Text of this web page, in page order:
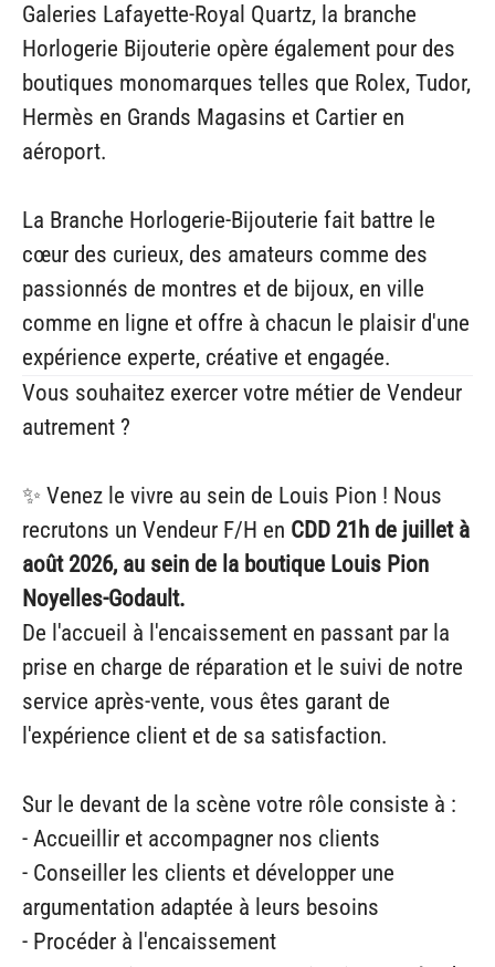
Galeries Lafayette-Royal Quartz, la branche
Horlogerie Bijouterie opère également pour des
boutiques monomarques telles que Rolex, Tudor,
Hermès en Grands Magasins et Cartier en
aéroport.
La Branche Horlogerie-Bijouterie fait battre le
cœur des curieux, des amateurs comme des
passionnés de montres et de bijoux, en ville
comme en ligne et offre à chacun le plaisir d'une
expérience experte, créative et engagée.
Vous souhaitez exercer votre métier de Vendeur
autrement ?
✨ Venez le vivre au sein de Louis Pion ! Nous
recrutons un Vendeur F/H en CDD 21h de juillet à
août 2026, au sein de la boutique Louis Pion
Noyelles-Godault.
De l'accueil à l'encaissement en passant par la
prise en charge de réparation et le suivi de notre
service après-vente, vous êtes garant de
l'expérience client et de sa satisfaction.
Sur le devant de la scène votre rôle consiste à :
- Accueillir et accompagner nos clients
- Conseiller les clients et développer une
argumentation adaptée à leurs besoins
- Procéder à l'encaissement